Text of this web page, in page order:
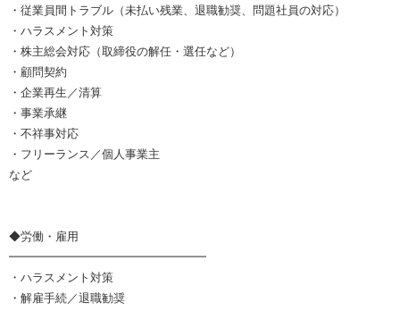
・従業員間トラブル（未払い残業、退職勧奨、問題社員の対応）
・ハラスメント対策
・株主総会対応（取締役の解任・選任など）
・顧問契約
・企業再生／清算
・事業承継
・不祥事対応
・フリーランス／個人事業主
など
◆労働・雇用
━━━━━━━━━━━━━━━━━
・ハラスメント対策
・解雇手続／退職勧奨